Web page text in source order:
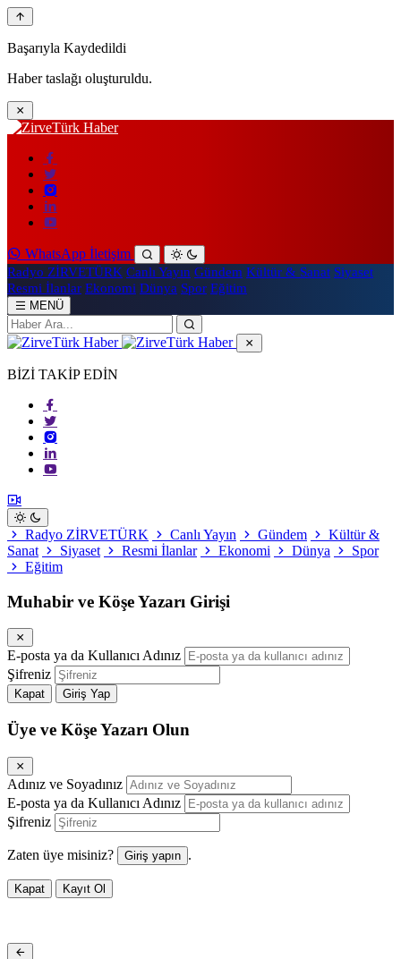
Başarıyla Kaydedildi
Haber taslağı oluşturuldu.
WhatsApp İletişim
Radyo ZİRVETÜRK Canlı Yayın Gündem Kültür & Sanat Siyaset
Resmi İlanlar Ekonomi Dünya Spor Eğitim
MENÜ
BİZİ TAKİP EDİN
Radyo ZİRVETÜRK Canlı Yayın Gündem
Kültür &
Sanat
Siyaset Resmi İlanlar Ekonomi Dünya
Spor
Eğitim
Muhabir ve Köşe Yazarı Girişi
E-posta ya da Kullanıcı Adınız
Şifreniz
Kapat Giriş Yap
Üye ve Köşe Yazarı Olun
Adınız ve Soyadınız
E-posta ya da Kullanıcı Adınız
Şifreniz
Zaten üye misiniz? Giriş yapın .
Kapat Kayıt Ol